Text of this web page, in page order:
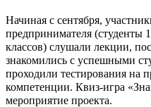
Начиная с сентября,
предпринимателя (студенты
классов) слушали лекции,
знакомились с успешными
проходили тестирования на
компетенции. Квиз-игра
мероприятие проекта.